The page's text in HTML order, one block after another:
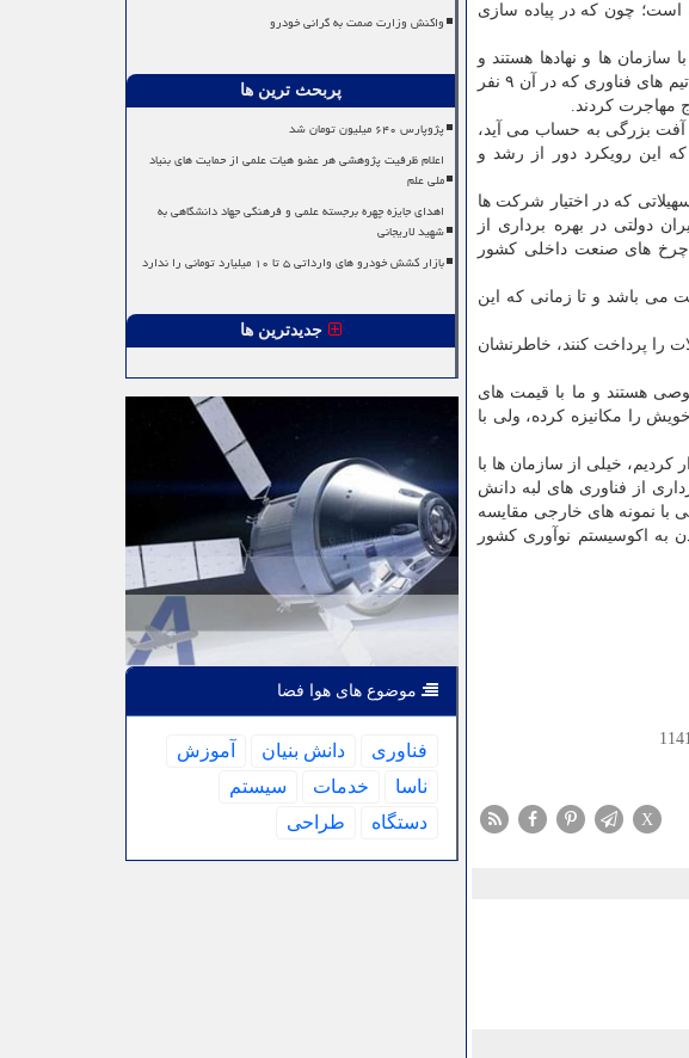
است؛ چون که در پیاده سازی
ها و نهادها هستند و
اطمینان دارم که خیلی از این شرکت ها امکان ادامه فعالیت نداشتند و ورشکست شدند و شاهد بودم که بعضی از تیم های فناوری که در آن ۹ نفر
آفت بزرگی به حساب می آید،
این رویکرد دور از رشد و
که در اختیار شرکت ها
دولتی در بهره برداری از
چرخ های صنعت داخلی کشور
می باشد و تا زمانی که این
را پرداخت کنند، خاطرنشان
هستند و ما با قیمت های
را مکانیزه کرده، ولی با
کردیم، خیلی از سازمان ها با
از فناوری های لبه دانش
با نمونه های خارجی مقایسه
به اکوسیستم نوآوری کشور
X
واکنش وزارت صمت به گرانی خودرو
پربحث ترین ها
پژوپارس ۶۴۰ میلیون تومان شد
اعلام ظرفیت پژوهشی هر عضو هیات علمی از حمایت های بنیاد
ملی علم
اهدای جایزه چهره برجسته علمی و فرهنگی جهاد دانشگاهی به
شهید لاریجانی
بازار کشش خودرو های وارداتی ۵ تا ۱۰ میلیارد تومانی را ندارد
جدیدترین ها
موضوع های هوا فضا
فناوری دانش بنیان
آموزش
ناسا
خدمات
سیستم
دستگاه
طراحی